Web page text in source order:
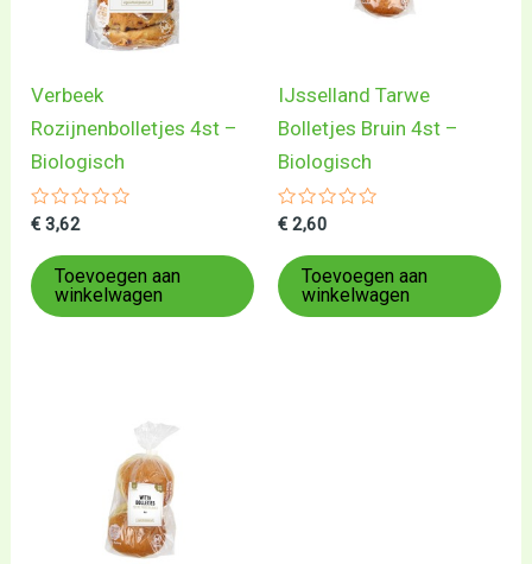
Verbeek
Rozijnenbolletjes 4st –
Biologisch
Gewaardeerd
uit
5
€ 3,62
Toevoegen aan
winkelwagen
IJsselland Tarwe
Bolletjes Bruin 4st –
Biologisch
Gewaardeerd
uit
5
€ 2,60
Toevoegen aan
winkelwagen